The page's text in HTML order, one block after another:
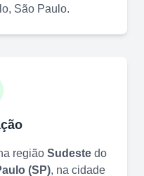
, São Paulo.
região Sudestedo
(SP), na cidade